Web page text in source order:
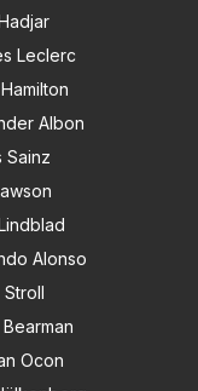
Leclerc
Albon
Sainz
Alonso
Ocon